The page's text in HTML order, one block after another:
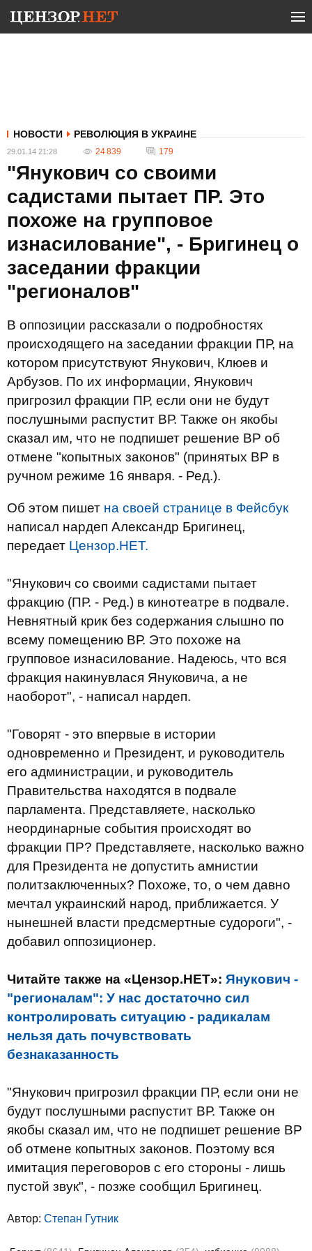
НОВОСТИ РЕВОЛЮЦИЯ В УКРАИНЕ
29.01.14 21:28 24 839 179
"Янукович со своими
садистами пытает ПР. Это
похоже на групповое
изнасилование", - Бригинец о
заседании фракции
"регионалов"
В оппозиции рассказали о подробностях
происходящего на заседании фракции ПР, на
котором присутствуют Янукович, Клюев и
Арбузов. По их информации, Янукович
пригрозил фракции ПР, если они не будут
послушными распустит ВР. Также он якобы
сказал им, что не подпишет решение ВР об
отмене "копытных законов" (принятых ВР в
ручном режиме 16 января. - Ред.).
Об этом пишет на своей странице в Фейсбук
написал нардеп Александр Бригинец,
передает Цензор.НЕТ.
"Янукович со своими садистами пытает
фракцию (ПР. - Ред.) в кинотеатре в подвале.
Невнятный крик без содержания слышно по
всему помещению ВР. Это похоже на
групповое изнасилование. Надеюсь, что вся
фракция накинувлася Януковича, а не
наоборот", - написал нардеп.
"Говорят - это впервые в истории
одновременно и Президент, и руководитель
его администрации, и руководитель
Правительства находятся в подвале
парламента. Представляете, насколько
неординарные события происходят во
фракции ПР? Представляете, насколько важно
для Президента не допустить амнистии
политзаключенных? Похоже, то, о чем давно
мечтал украинский народ, приближается. У
нынешней власти предсмертные судороги", -
добавил оппозиционер.
Читайте также на «Цензор.НЕТ»: Янукович -
"регионалам": У нас достаточно сил
контролировать ситуацию - радикалам
нельзя дать почувствовать
безнаказанность
"Янукович пригрозил фракции ПР, если они не
будут послушными распустит ВР. Также он
якобы сказал им, что не подпишет решение ВР
об отмене копытных законов. Поэтому вся
имитация переговоров с его стороны - лишь
пустой звук", - позже сообщил Бригинец.
Автор: Степан Гутник